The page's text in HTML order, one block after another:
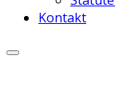
Kontakt